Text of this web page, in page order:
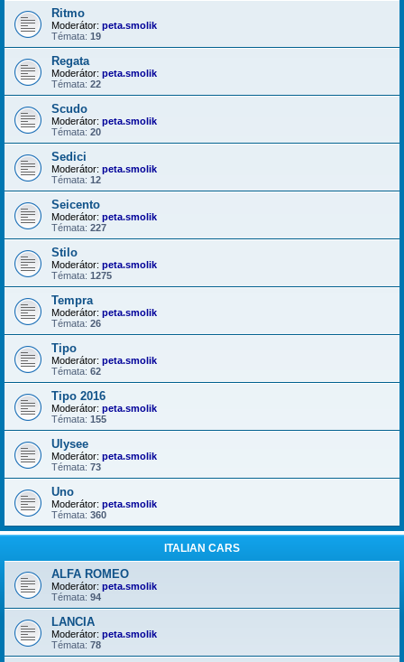
Ritmo
Moderátor: peta.smolik
Témata: 19
Regata
Moderátor: peta.smolik
Témata: 22
Scudo
Moderátor: peta.smolik
Témata: 20
Sedici
Moderátor: peta.smolik
Témata: 12
Seicento
Moderátor: peta.smolik
Témata: 227
Stilo
Moderátor: peta.smolik
Témata: 1275
Tempra
Moderátor: peta.smolik
Témata: 26
Tipo
Moderátor: peta.smolik
Témata: 62
Tipo 2016
Moderátor: peta.smolik
Témata: 155
Ulysee
Moderátor: peta.smolik
Témata: 73
Uno
Moderátor: peta.smolik
Témata: 360
ITALIAN CARS
ALFA ROMEO
Moderátor: peta.smolik
Témata: 94
LANCIA
Moderátor: peta.smolik
Témata: 78